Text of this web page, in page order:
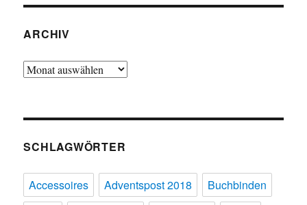
ARCHIV
Archiv
SCHLAGWÖRTER
Accessoires Adventspost 2018
Buchbinden